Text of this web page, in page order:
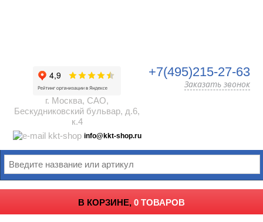
г. Москва, САО,
Бескудниковский бульвар, д.6,
к.4
info@kkt-shop.ru
+7(495)215-27-63
Заказать звонок
В КОРЗИНЕ, 0 ТОВАРОВ